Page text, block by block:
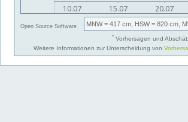
Open Source Software MNW= 417 cm, HSW= 820 cm,
* Vorhersagen und
Weitere Informationen zur Unterscheidung von